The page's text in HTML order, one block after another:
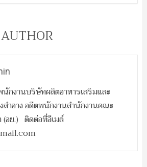
กงานบริษัทผลิตอาหารเสริมและ
สำอาง อดีตพนักงานสำนักงานคณะ
(อย.) ติดต่อที่อีเมล์